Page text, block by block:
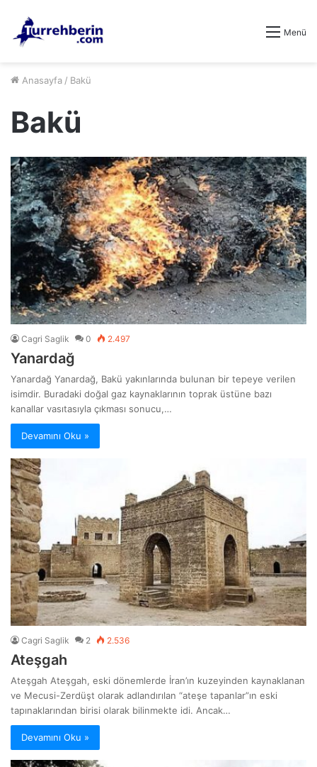
Menü
Anasayfa / Bakü
Bakü
Cagri Saglik 0 2.497
Yanardağ
Yanardağ Yanardağ, Bakü yakınlarında bulunan bir tepeye verilen
isimdir. Buradaki doğal gaz kaynaklarının toprak üstüne bazı
kanallar vasıtasıyla çıkması sonucu,…
Devamını Oku »
Cagri Saglik 2 2.536
Ateşgah
Ateşgah Ateşgah, eski dönemlerde İran’ın kuzeyinden kaynaklanan
ve Mecusi-Zerdüşt olarak adlandırılan “ateşe tapanlar”ın eski
tapınaklarından birisi olarak bilinmekte idi. Ancak…
Devamını Oku »